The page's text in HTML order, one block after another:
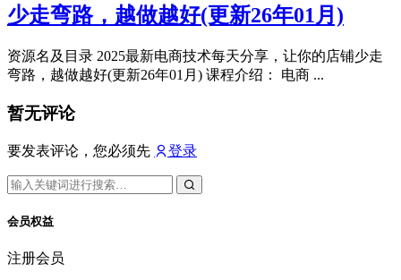
少走弯路，越做越好(更新26年01月)
资源名及目录 2025最新电商技术每天分享，让你的店铺少走
弯路，越做越好(更新26年01月) 课程介绍： 电商 ...
暂无评论
要发表评论，您必须先 登录
会员权益
注册会员